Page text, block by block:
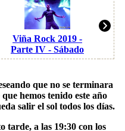
Viña Rock 2019 -
Parte IV - Sábado
que no se terminara
hemos tenido este año
salir el sol todos los días.
tarde, a las 19:30 con los